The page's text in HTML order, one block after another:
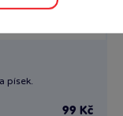
písek.
99 Kč